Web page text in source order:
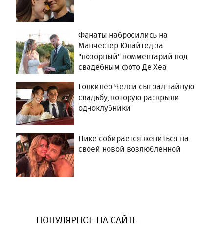
Фанаты набросились на
Манчестер Юнайтед за
"позорный" комментарий под
свадебным фото Де Хеа
Голкипер Челси сыграл тайную
свадьбу, которую раскрыли
одноклубники
Пике собирается жениться на
своей новой возлюбленной
ПОПУЛЯРНОЕ НА САЙТЕ